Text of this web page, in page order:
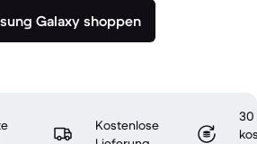
Galaxy shoppen
Kostenlose
30